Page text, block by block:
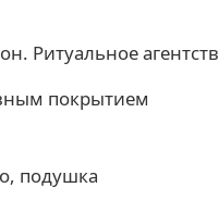
Ритуальное
покрытием
подушка